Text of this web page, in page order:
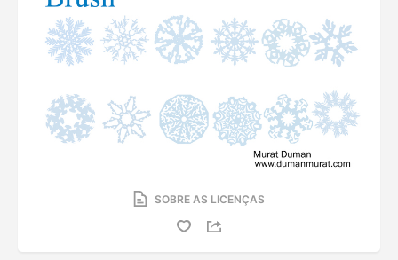
SOBRE AS LICENÇAS